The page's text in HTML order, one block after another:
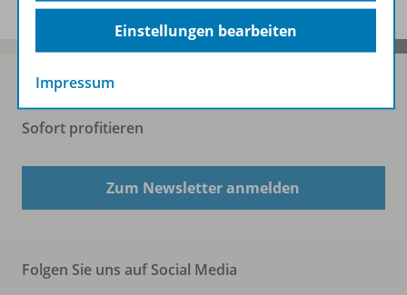
Sofort profitieren
Zum Newsletter anmelden
Folgen Sie uns auf Social Media
Einstellungen bearbeiten
Impressum